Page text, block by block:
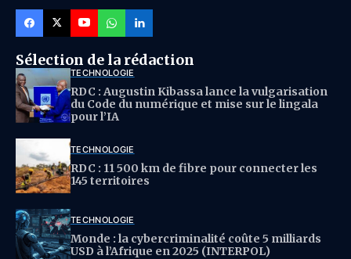
Sélection de la rédaction
TECHNOLOGIE
RDC : Augustin Kibassa lance la vulgarisation
du Code du numérique et mise sur le lingala
pour l’IA
TECHNOLOGIE
RDC : 11 500 km de fibre pour connecter les
145 territoires
TECHNOLOGIE
Monde : la cybercriminalité coûte 5 milliards
USD à l’Afrique en 2025 (INTERPOL)